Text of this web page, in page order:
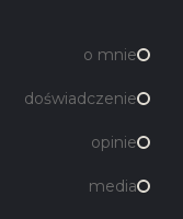
o mnie
doświadczenie
opinie
media